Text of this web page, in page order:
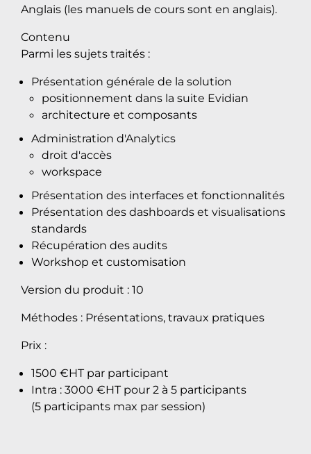
Anglais (les manuels de cours sont en anglais).
Contenu
Parmi les sujets traités :
Présentation générale de la solution
positionnement dans la suite Evidian
architecture et composants
Administration d'Analytics
droit d'accès
workspace
Présentation des interfaces et fonctionnalités
Présentation des dashboards et visualisations
standards
Récupération des audits
Workshop et customisation
Version du produit : 10
Méthodes : Présentations, travaux pratiques
Prix :
1500 €HT par participant
Intra : 3000 €HT pour 2 à 5 participants
(5 participants max par session)